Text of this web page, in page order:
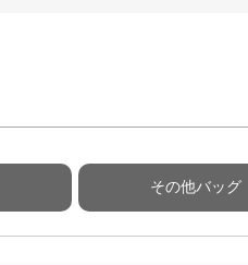
その他バッグ